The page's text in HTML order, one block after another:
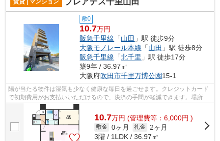
賃貸 | マンション プレアデス千里山田
敷0
10.7万円
阪急千里線 「山田 」駅 徒歩9分
大阪モノレール本線 「山田 」駅 徒歩8分
阪急千里線 「北千里 」駅 徒歩17分
築9年 / 36.97㎡
大阪府吹田市千里万博公園15-1
陽が当たる物件は湿気も少なく健康な毎日を過ごせます。クレジットカード
で初期費用がお支払いいただけるので、決済の手間が軽減できます。場所が
平坦なのは、ランニングをする上で抑...
10.7万円 (管理費等：6,000円 )
敷金 0ヶ月 礼金
2ヶ月
3階 / 1LDK / 36.97㎡